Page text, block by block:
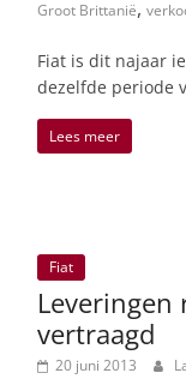
Groot Brittanië,
Fiat is dit najaar
dezelfde periode
Lees meer
Fiat
Leveringen
vertraagd
20 juni 2013